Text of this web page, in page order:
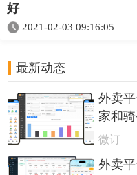
好
2021-02-03 09:16:05
最新动态
外卖
家和
微订
外卖